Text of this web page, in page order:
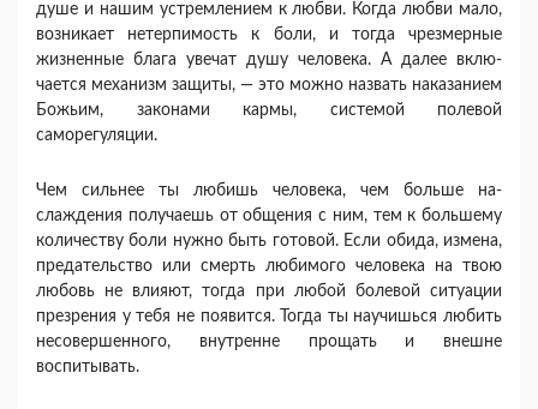
душе и нашим устремлением к любви. Когда любви мало,
возникает нетерпимость к боли, и тогда чрезмерные
жизненные блага увечат душу человека. А далее вклю­
чается механизм защиты, — это можно назвать нака­занием
Божьим, законами кармы, системой полевой
саморегуляции.
Чем сильнее ты любишь человека, чем больше на­
слаждения получаешь от общения с ним, тем к боль­шему
количеству боли нужно быть готовой. Если обида, измена,
предательство или смерть любимого че­ловека на твою
любовь не влияют, тогда при любой болевой ситуации
презрения у тебя не появится. Тогда ты научишься любить
несовершенного, внутренне про­щать и внешне
воспитывать.